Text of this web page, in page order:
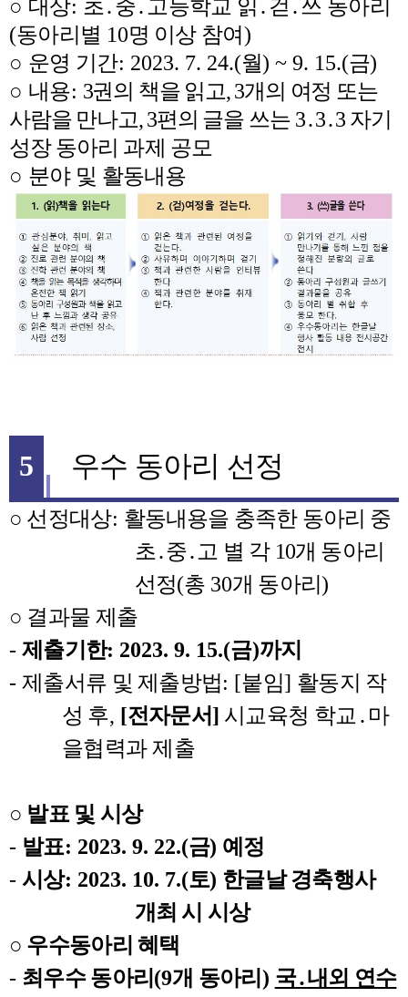
○ 대상: 초․중․ 고등학교 읽 ․ 걷 ․ 쓰 동아리
(동아리별 10명 이상 참여)
○ 운영 기간: 2023. 7. 24.(월) ~ 9. 15.(금)
○ 내용: 3권의 책을 읽고, 3개의 여정 또는
사람을 만나고, 3편의 글을 쓰는 3․3․3 자기
성장 동아리 과제 공모
○ 분야 및 활동내용
5 우수 동아리 선정
○ 선정대상: 활동내용을 충족한 동아리 중
초․중․ 고 별 각 10개 동아리
선정(총 30개 동아리)
○ 결과물 제출
- 제출기한: 2023. 9. 15.(금)까지
- 제출서류 및 제출방법: [붙임] 활동지 작
성 후, [전자문서] 시교육청 학교 ․ 마
을협력과 제출
○ 발표 및 시상
- 발표: 2023. 9. 22.(금) 예정
- 시상: 2023. 10. 7.(토) 한글날 경축행사
개최 시 시상
○ 우수동아리 혜택
- 최우수 동아리 (9개 동아리 ) 국․내외 연수